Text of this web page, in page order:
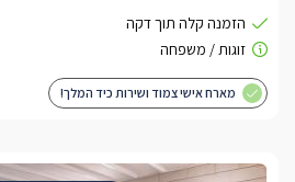
מארח אישי צמוד ושירות כיד המלך!